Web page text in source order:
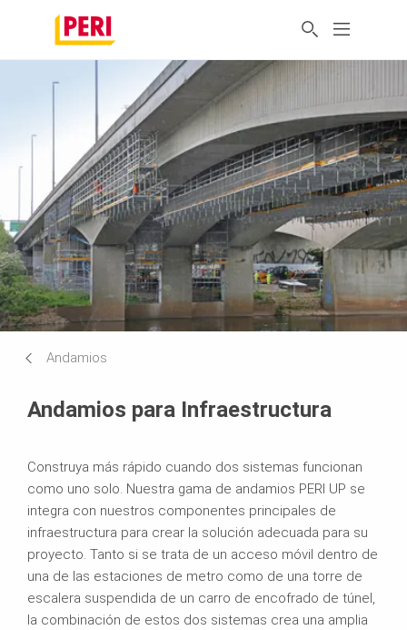
Andamios
Andamios para Infraestructura
Construya más rápido cuando dos sistemas funcionan
como uno solo. Nuestra gama de andamios PERI UP se
integra con nuestros componentes principales de
infraestructura para crear la solución adecuada para su
proyecto. Tanto si se trata de un acceso móvil dentro de
una de las estaciones de metro como de una torre de
escalera suspendida de un carro de encofrado de túnel,
la combinación de estos dos sistemas crea una amplia